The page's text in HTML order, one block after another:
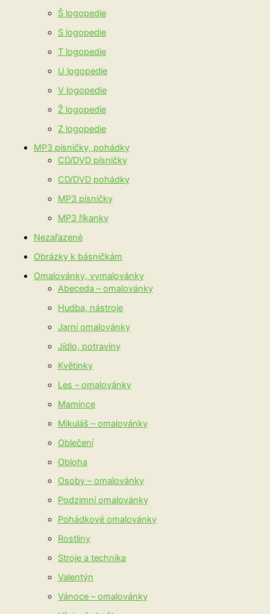
Š logopedie
S logopedie
T logopedie
U logopedie
V logopedie
Ž logopedie
Z logopedie
MP3 písničky, pohádky
CD/DVD písničky
CD/DVD pohádky
MP3 písničky
MP3 říkanky
Nezařazené
Obrázky k básničkám
Omalovánky, vymalovánky
Abeceda – omalovánky
Hudba, nástroje
Jarní omalovánky
Jídlo, potraviny
Květinky
Les – omalovánky
Mamince
Mikuláš – omalovánky
Oblečení
Obloha
Osoby – omalovánky
Podzimní omalovánky
Pohádkové omalovánky
Rostliny
Stroje a technika
Valentýn
Vánoce – omalovánky